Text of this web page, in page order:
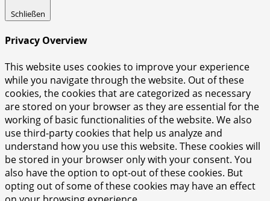
Schließen
Privacy Overview
This website uses cookies to improve your experience
while you navigate through the website. Out of these
cookies, the cookies that are categorized as necessary
are stored on your browser as they are essential for the
working of basic functionalities of the website. We also
use third-party cookies that help us analyze and
understand how you use this website. These cookies will
be stored in your browser only with your consent. You
also have the option to opt-out of these cookies. But
opting out of some of these cookies may have an effect